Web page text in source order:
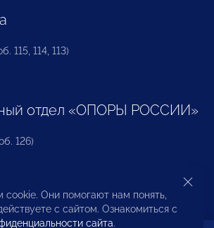
115, 114, 113)
отдел «ОПОРЫ РОССИИ»
126)
прав предпринимателей и
cookie. Они помогают нам понять,
с сайтом. Ознакомиться с
сайта.